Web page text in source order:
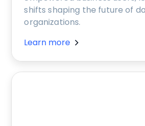
shifts shaping the future of
organizations.
Learn more